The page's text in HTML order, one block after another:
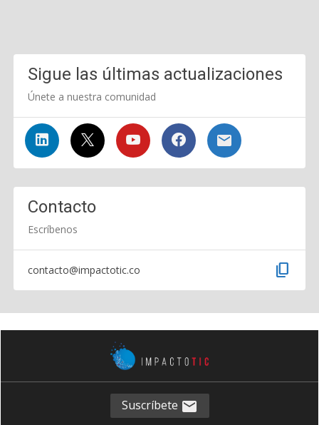
Sigue las últimas actualizaciones
Únete a nuestra comunidad
Contacto
Escríbenos
contacto@impactotic.co content_copy
Suscríbete